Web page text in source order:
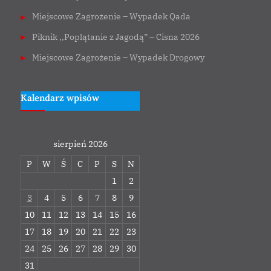
Miejscowe Zagrożenie – Wypadek Qada
Piknik ,,Poplątanie z Jagodą” – Cisna 2026
Miejscowe Zagrożenie – Wypadek Drogowy
Kalendarz wpisów
sierpień 2026
P
W Ś C P S
N
1
2
3
4 5 6 7 8
9
10
11 12 13 14 15
16
17
18 19 20 21 22
23
24
25 26 27 28 29
30
31